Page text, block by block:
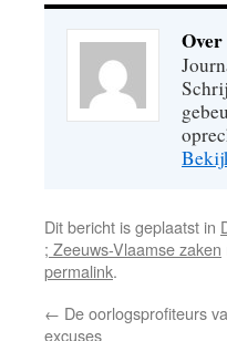
Dit bericht is geplaatst in
; Zeeuws-Vlaamse zaken
permalink.
← De oorlogsprofiteurs
excuses